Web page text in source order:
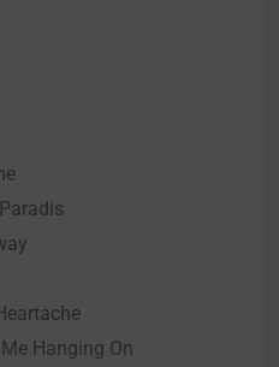
Hanging On